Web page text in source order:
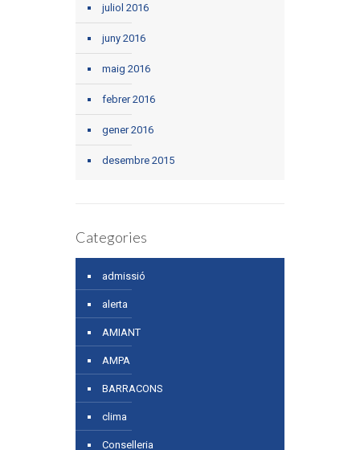
juliol 2016
juny 2016
maig 2016
febrer 2016
gener 2016
desembre 2015
Categories
admissió
alerta
AMIANT
AMPA
BARRACONS
clima
Conselleria